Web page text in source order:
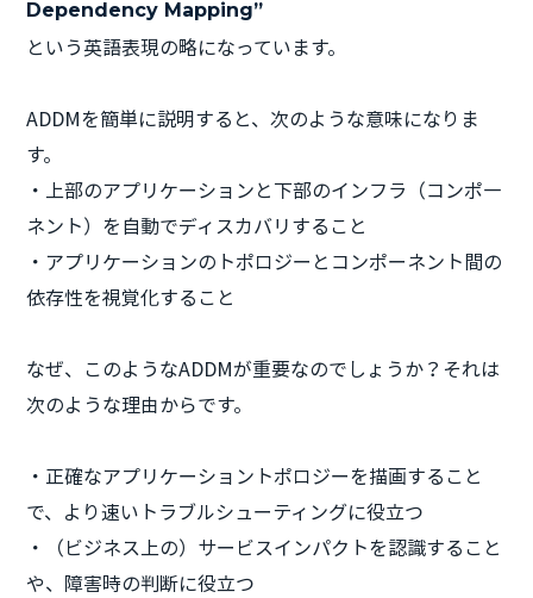
Dependency Mapping”
という英語表現の略になっています。
ADDMを簡単に説明すると、次のような意味になりま
す。
・上部のアプリケーションと下部のインフラ（コンポ―
ネント）を自動でディスカバリすること
・アプリケーションのトポロジーとコンポーネント間の
依存性を視覚化すること
なぜ、このようなADDMが重要なのでしょうか？それは
次のような理由からです。
・正確なアプリケーショントポロジーを描画すること
で、より速いトラブルシューティングに役立つ
・（ビジネス上の）サービスインパクトを認識すること
や、障害時の判断に役立つ